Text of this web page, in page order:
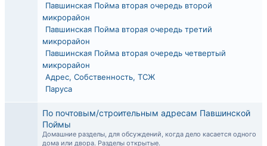
Павшинская Пойма вторая очередь второй
микрорайон
Павшинская Пойма вторая очередь третий
микрорайон
Павшинская Пойма вторая очередь четвертый
микрорайон
Адрес, Собственность, ТСЖ
Паруса
По почтовым/строительным адресам Павшинской
Поймы
Домашние разделы, для обсуждений, когда дело касается одного
дома или двора. Разделы открытые.